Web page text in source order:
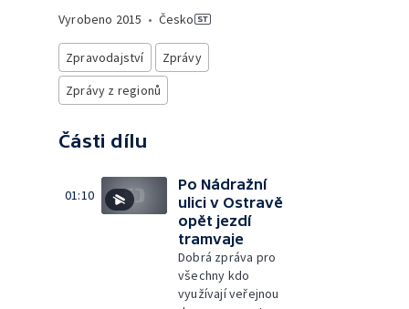
Vyrobeno 2015 • Česko
Zpravodajství
Zprávy
Zprávy z regionů
Části dílu
01:10
Po Nádražní
ulici v Ostravě
opět jezdí
tramvaje
Dobrá zpráva pro
všechny kdo
využívají veřejnou